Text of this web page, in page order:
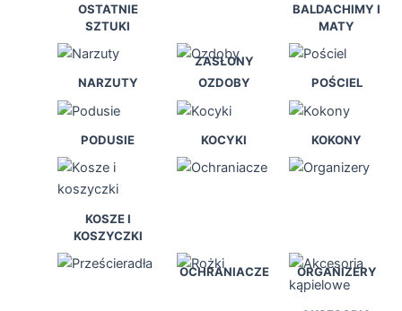
OSTATNIE
SZTUKI
ZASŁONY
BALDACHIMY I
MATY
NARZUTY OZDOBY POŚCIEL
PODUSIE KOCYKI KOKONY
KOSZE I
KOSZYCZKI
OCHRANIACZE ORGANIZERY